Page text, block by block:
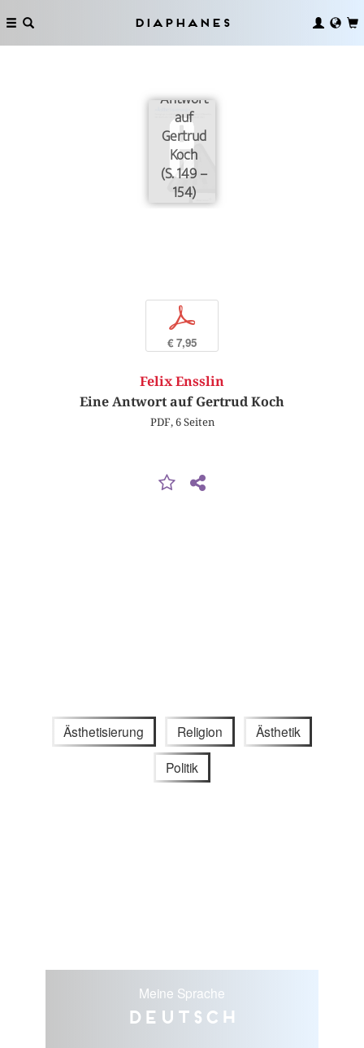
Diaphanes
Antwort
auf
Gertrud
Koch
(S. 149 –
154)
p
€ 7,95
Felix Ensslin
Eine Antwort auf Gertrud Koch
PDF, 6 Seiten
Ästhetisierung Religion Ästhetik
Politik
Meine Sprache
Deutsch